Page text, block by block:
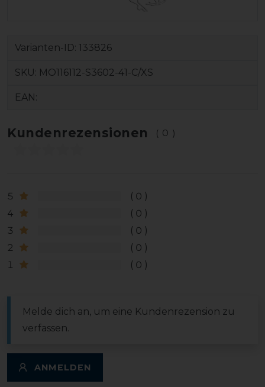
Varianten-ID: 133826
SKU: MO116112-S3602-41-C/XS
EAN:
Kundenrezensionen (0)
5
0
4
0
3
0
2
0
1
0
Melde dich an, um eine Kundenrezension zu
verfassen.
ANMELDEN